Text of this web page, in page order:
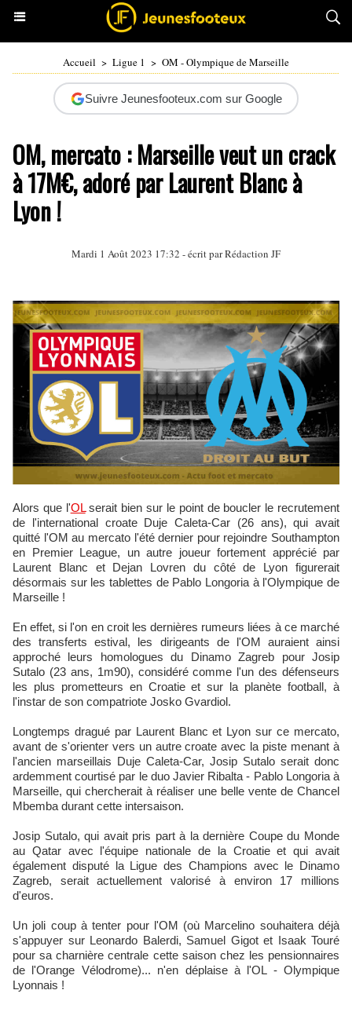
Accueil > Ligue 1 > OM - Olympique de Marseille
Suivre Jeunesfooteux.com sur Google
OM, mercato : Marseille veut un crack
à 17M€, adoré par Laurent Blanc à
Lyon !
Mardi 1 Août 2023 17:32 - écrit par Rédaction JF
Alors que l'OLserait bien sur le point de boucler le recrutement
de l'international croate Duje Caleta-Car (26 ans), qui avait
quitté l'OM au mercato l'été dernier pour rejoindre Southampton
en Premier League, un autre joueur fortement apprécié par
Laurent Blanc et Dejan Lovren du côté de Lyon figurerait
désormais sur les tablettes de Pablo Longoria à l'Olympique de
Marseille !
En effet, si l'on en croit les dernières rumeurs liées à ce marché
des transferts estival, les dirigeants de l'OM auraient ainsi
approché leurs homologues du Dinamo Zagreb pour Josip
Sutalo (23 ans, 1m90), considéré comme l'un des défenseurs
les plus prometteurs en Croatie et sur la planète football, à
l'instar de son compatriote Josko Gvardiol.
Longtemps dragué par Laurent Blanc et Lyon sur ce mercato,
avant de s'orienter vers un autre croate avec la piste menant à
l'ancien marseillais Duje Caleta-Car, Josip Sutalo serait donc
ardemment courtisé par le duo Javier Ribalta - Pablo Longoria à
Marseille, qui chercherait à réaliser une belle vente de Chancel
Mbemba durant cette intersaison.
Josip Sutalo, qui avait pris part à la dernière Coupe du Monde
au Qatar avec l'équipe nationale de la Croatie et qui avait
également disputé la Ligue des Champions avec le Dinamo
Zagreb, serait actuellement valorisé à environ 17 millions
d'euros.
Un joli coup à tenter pour l'OM (où Marcelino souhaitera déjà
s'appuyer sur Leonardo Balerdi, Samuel Gigot et Isaak Touré
pour sa charnière centrale cette saison chez les pensionnaires
de l'Orange Vélodrome)... n'en déplaise à l'OL - Olympique
Lyonnais !